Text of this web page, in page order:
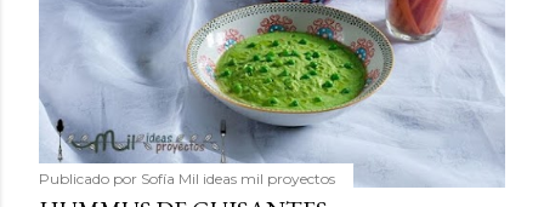
Publicado por Sofía Mil ideas mil proyectos